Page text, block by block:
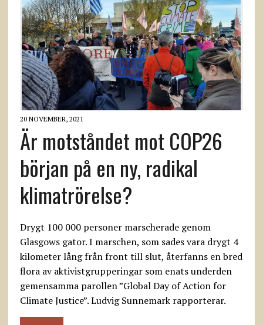
20 NOVEMBER, 2021
Är motståndet mot COP26
början på en ny, radikal
klimatrörelse?
Drygt 100 000 personer marscherade genom
Glasgows gator. I marschen, som sades vara drygt 4
kilometer lång från front till slut, återfanns en bred
flora av aktivistgrupperingar som enats underden
gemensamma parollen ”Global Day of Action for
Climate Justice”. Ludvig Sunnemark rapporterar.